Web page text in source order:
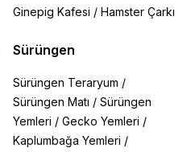
Ginepig Kafesi / Hamster Çarkı
Sürüngen
Sürüngen Teraryum /
Sürüngen Matı / Sürüngen
Yemleri / Gecko Yemleri /
Kaplumbağa Yemleri /